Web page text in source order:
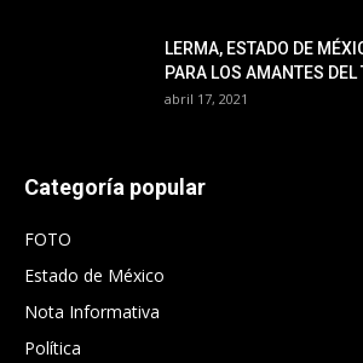
LERMA, ESTADO DE
PARA LOS AMANTES DEL
abril 17, 2021
Categoría popular
FOTO
Estado de México
Nota Informativa
Política